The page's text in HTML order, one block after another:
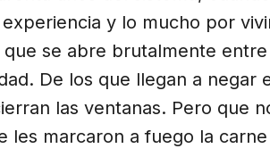
y lo mucho por
que se abre brutalmente
De los que llegan a negar
las ventanas. Pero que
les marcaron a fuego la